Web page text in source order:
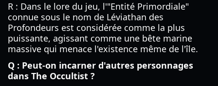
R : Dans le lore du jeu, l'"Entité Primordiale"
connue sous le nom de Léviathan des
Profondeurs est considérée comme la plus
puissante, agissant comme une bête marine
massive qui menace l'existence même de l'île.
Q : Peut-on incarner d'autres personnages
dans The Occultist ?